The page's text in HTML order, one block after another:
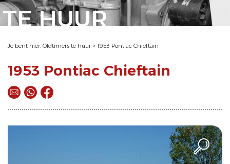
TE HUUR
Je bent hier: Oldtimers te huur > 1953 Pontiac Chieftain
1953 Pontiac Chieftain